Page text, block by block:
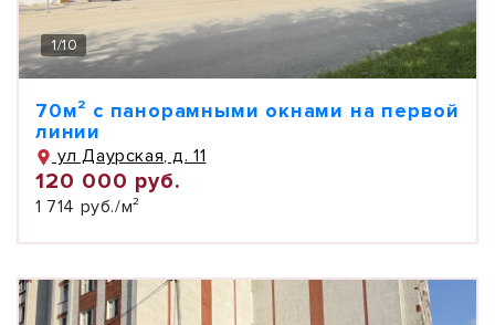
1/10
70м² с панорамными окнами на первой
линии
ул Даурская, д. 11
120 000 руб.
1 714 руб./м²